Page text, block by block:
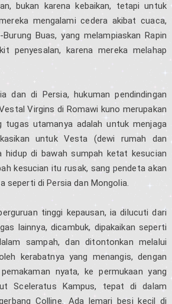
bukan karena kebaikan, tetapi untuk
mengalami cedera akibat cuaca,
Buas, yang melampiaskan Rapin
penyesalan, karena mereka melahap
dan di Persia, hukuman pendindingan
Virgins di Romawi kuno merupakan
tugas utamanya adalah untuk menjaga
untuk Vesta (dewi rumah dan
hidup di bawah sumpah ketat kesucian
kesucian itu rusak, sang pendeta akan
seperti di Persia dan Mongolia.
tinggi kepausan, ia dilucuti dari
lainnya, dicambuk, dipakaikan seperti
sampah, dan ditontonkan melalui
kerabatnya yang menangis, dengan
nyata, ke permukaan yang
Sceleratus Kampus, tepat di dalam
Colline. Ada lemari besi kecil di